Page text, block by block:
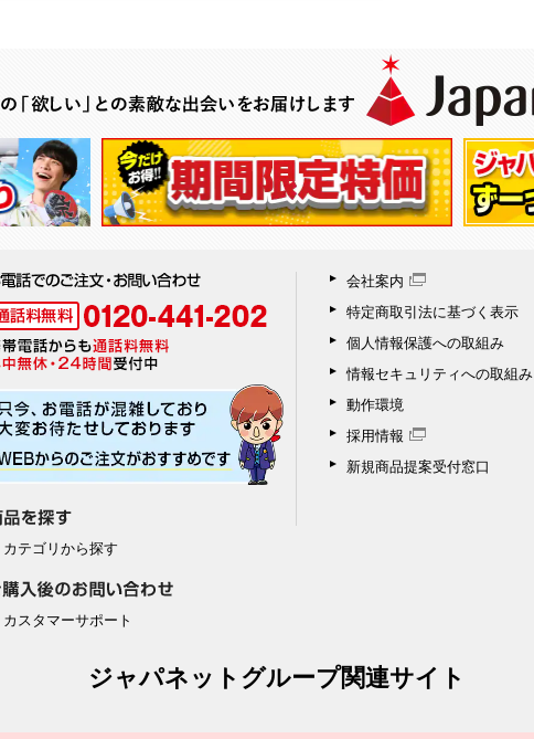
カテゴリから探す
カスタマーサポート
会社案内
特定商取引法に基づく表示
個人情報保護への取組み
情報セキュリティへの取組み
動作環境
採用情報
新規商品提案受付窓口
ジャパネットグループ関連サイト